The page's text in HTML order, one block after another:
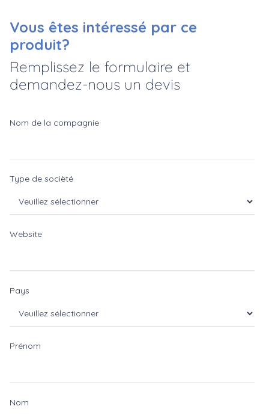
Vous êtes intéressé par ce
produit?
Remplissez le formulaire et
demandez-nous un devis
Nom de la compagnie
Type de socièté
Website
Pays
Prénom
Nom